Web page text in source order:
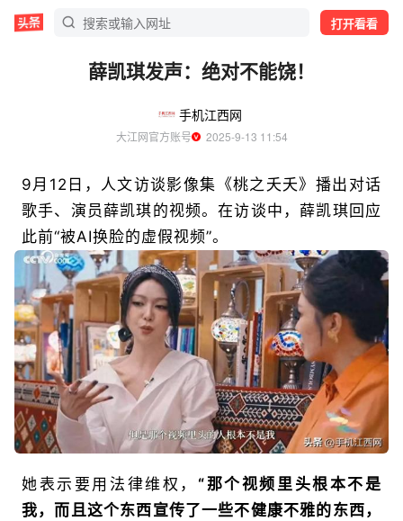
打开看看
薛凯琪发声：绝对不能饶！
手机江西网
大江网官方账号
  2025-9-13 11:54
9月12日，人文访谈影像集《桃之夭夭》播出对话
歌手、演员薛凯琪的视频。在访谈中，薛凯琪回应
此前“被AI换脸的虚假视频”。
她表示要用法律维权， “那个视频里头根本不是
我，而且这个东西宣传了一些不健康不雅的东西，